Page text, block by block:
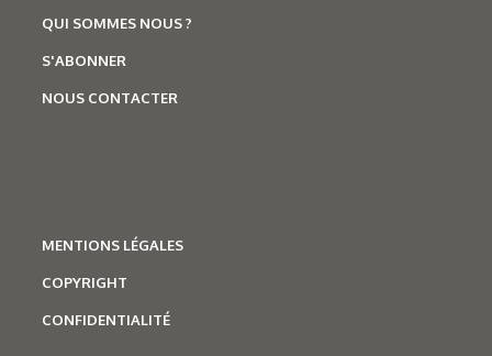
QUI SOMMES NOUS ?
S'ABONNER
NOUS CONTACTER
MENTIONS LÉGALES
COPYRIGHT
CONFIDENTIALITÉ